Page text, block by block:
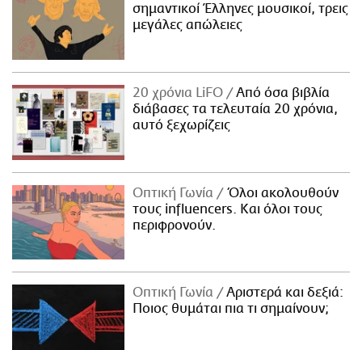
σημαντικοί Έλληνες μουσικοί, τρεις
μεγάλες απώλειες
20 χρόνια LiFO
Από όσα βιβλία
διάβασες τα τελευταία 20 χρόνια,
αυτό ξεχωρίζεις
Οπτική Γωνία
Όλοι ακολουθούν
τους influencers. Και όλοι τους
περιφρονούν.
Οπτική Γωνία
Αριστερά και δεξιά:
Ποιος θυμάται πια τι σημαίνουν;